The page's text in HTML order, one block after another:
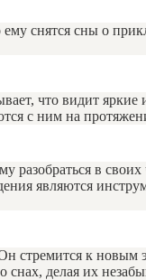
снятся сны о
что видит
с ним на
в
являются
стремится к
снах, делая их